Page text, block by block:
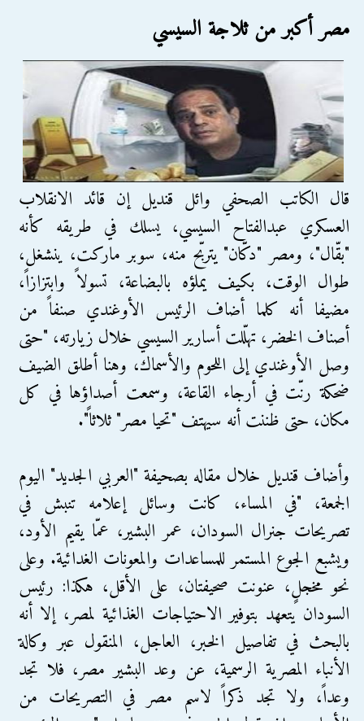
مصر أكبر من ثلاجة السيسي
قال الكاتب الصحفي وائل قنديل إن قائد الانقلاب
العسكري عبدالفتاح السيسي، يسلك في طريقه كأنه
"بقّال"، ومصر "دكّان" يتربّح منه، سوبر ماركت، ينشغل،
طوال الوقت، بكيف يملؤه بالبضاعة، تسولاً وابتزازاً،
مضيفا أنه كلما أضاف الرئيس الأوغندي صنفاً من
أصناف الخضر، تهلّلت أسارير السيسي خلال زيارته، "حتى
وصل الأوغندي إلى اللحوم والأسماك، وهنا أطلق الضيف
ضحكة رنّت في أرجاء القاعة، وسمعت أصداؤها في كل
مكان، حتى ظننت أنه سيهتف "تحيا مصر" ثلاثاً".
وأضاف قنديل خلال مقاله بصحيفة "العربي الجديد" اليوم
الجمعة، "في المساء، كانت وسائل إعلامه تنبش في
تصريحات جنرال السودان، عمر البشير، عمّا يقيم الأود،
ويشبع الجوع المستمر للمساعدات والمعونات الغدائية. وعلى
نحو مخجلٍ، عنونت صحيفتان، على الأقل، هكذا: رئيس
السودان يتعهد بتوفير الاحتياجات الغذائية لمصر، إلا أنه
بالبحث في تفاصيل الخبر، العاجل، المنقول عبر وكالة
الأنباء المصرية الرسمية، عن وعد البشير مصر، فلا تجد
وعداً، ولا تجد ذكراً لاسم مصر في التصريحات من